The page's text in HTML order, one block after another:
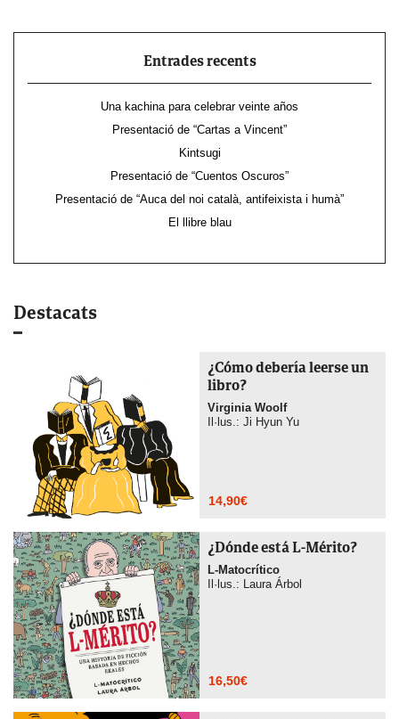
Entrades recents
Una kachina para celebrar veinte años
Presentació de “Cartas a Vincent”
Kintsugi
Presentació de “Cuentos Oscuros”
Presentació de “Auca del noi català, antifeixista i humà”
El llibre blau
Destacats
¿Cómo debería leerse un
libro?
Virginia Woolf
Il·lus.: Ji Hyun Yu
14,90€
¿Dónde está L-Mérito?
L-Matocrítico
Il·lus.: Laura Árbol
16,50€